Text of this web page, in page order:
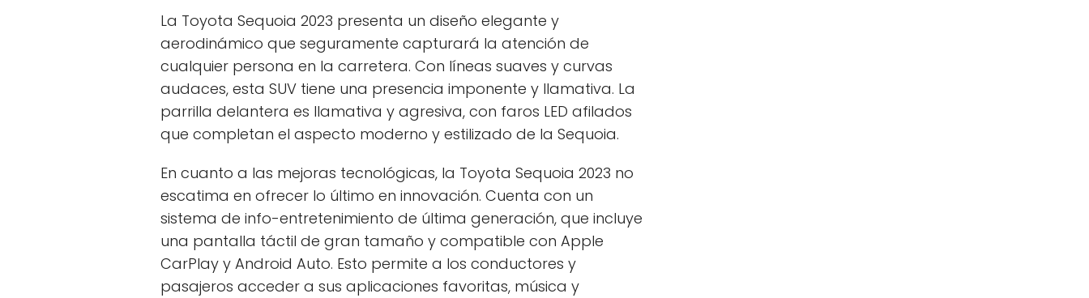
La Toyota Sequoia 2023 presenta un diseño elegante y
aerodinámico que seguramente capturará la atención de
cualquier persona en la carretera. Con líneas suaves y curvas
audaces, esta SUV tiene una presencia imponente y llamativa. La
parrilla delantera es llamativa y agresiva, con faros LED afilados
que completan el aspecto moderno y estilizado de la Sequoia.
En cuanto a las mejoras tecnológicas, la Toyota Sequoia 2023 no
escatima en ofrecer lo último en innovación. Cuenta con un
sistema de info-entretenimiento de última generación, que incluye
una pantalla táctil de gran tamaño y compatible con Apple
CarPlay y Android Auto. Esto permite a los conductores y
pasajeros acceder a sus aplicaciones favoritas, música y